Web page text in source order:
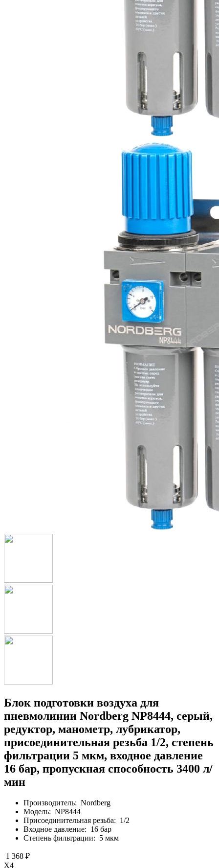
Блок подготовки воздуха для
пневмолинии Nordberg NP8444, серый,
редуктор, манометр, лубрикатор,
присоединительная резьба 1/2, степень
фильтрации 5 мкм, входное давление
16 бар, пропускная способность 3400 л/
мин
Производитель: Nordberg
Модель: NP8444
Присоединительная резьба: 1/2
Входное давление: 16 бар
Степень фильтрации: 5 мкм
1 368 ₽
X4